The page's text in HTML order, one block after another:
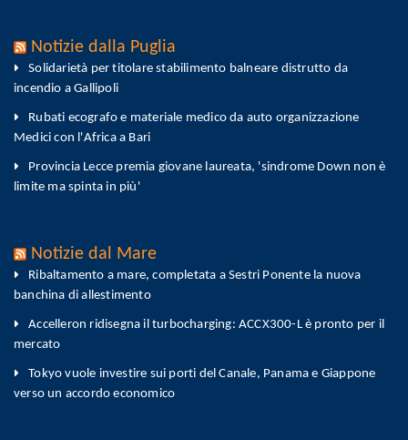
Notizie dalla Puglia
Solidarietà per titolare stabilimento balneare distrutto da
incendio a Gallipoli
Rubati ecografo e materiale medico da auto organizzazione
Medici con l'Africa a Bari
Provincia Lecce premia giovane laureata, 'sindrome Down non è
limite ma spinta in più'
Notizie dal Mare
Ribaltamento a mare, completata a Sestri Ponente la nuova
banchina di allestimento
Accelleron ridisegna il turbocharging: ACCX300-L è pronto per il
mercato
Tokyo vuole investire sui porti del Canale, Panama e Giappone
verso un accordo economico